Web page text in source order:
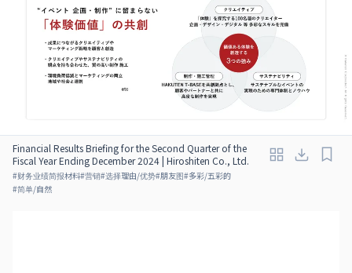
Financial Results Briefing for the Second Quarter of the
Fiscal Year Ending December 2024 | Hiroshiten Co., Ltd.
#财务业绩简报材料#营销#选择理由/优势#朋友图#多彩/五彩的
#简单/自然